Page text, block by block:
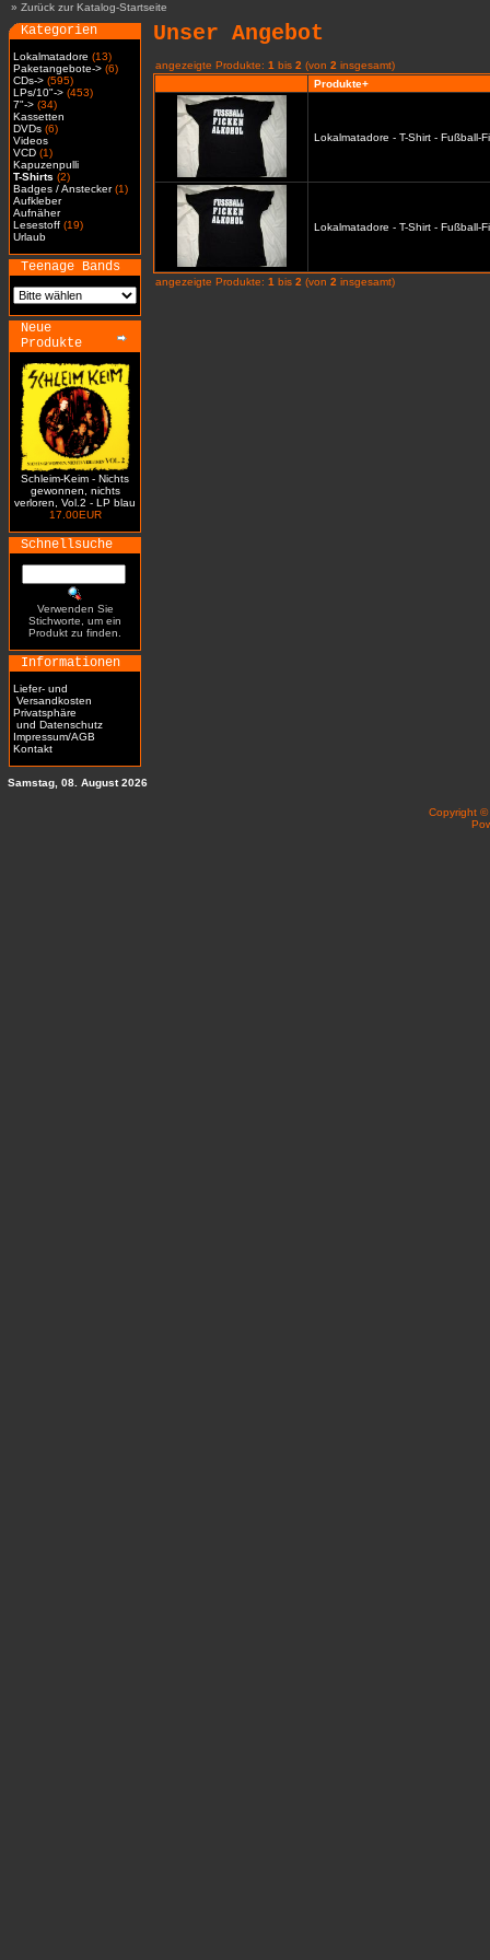
» Zurück zur Katalog-Startseite
Kategorien
Lokalmatadore (13)
Paketangebote-> (6)
CDs-> (595)
LPs/10"-> (453)
7"-> (34)
Kassetten
DVDs (6)
Videos
VCD (1)
Kapuzenpulli
T-Shirts (2)
Badges / Anstecker(1)
Aufkleber
Aufnäher
Lesestoff (19)
Urlaub
Teenage Bands
Neue
Produkte
Schleim-Keim - Nichts
gewonnen, nichts
verloren, Vol.2 - LP blau
17.00EUR
Schnellsuche
Verwenden Sie
Stichworte, um ein
Produkt zu finden.
Informationen
Liefer- und
Versandkosten
Privatsphäre
und Datenschutz
Impressum/AGB
Kontakt
Unser Angebot
angezeigte Produkte: 1 bis 2 (von 2 insgesamt)
Produkte+
Lokalmatadore - T-Shirt - Fußball-
Lokalmatadore - T-Shirt - Fußball-
angezeigte Produkte: 1 bis 2 (von 2 insgesamt)
Samstag, 08. August 2026
Copyright